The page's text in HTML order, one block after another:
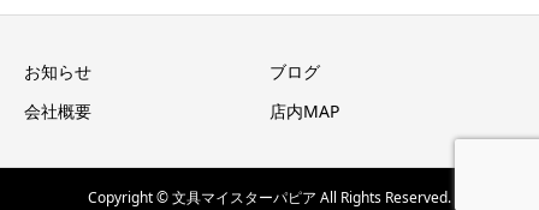
お知らせ
ブログ
会社概要
店内MAP
Copyright © 文具マイスターパピア All Rights Reserved.